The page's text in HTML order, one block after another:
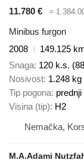
11.780 €
≈
Minibus furgon
2008
149.125
Snaga 120 k.s.
Nosivost 1.248 kg
Tip pogona
Visina (tip) H2
Nemačka,
M.A.Adami